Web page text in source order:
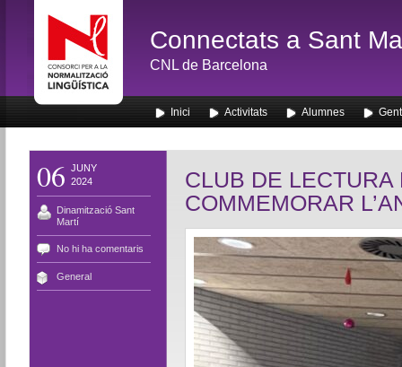
Connectats a Sant
CNL de Barcelona
Inici Activitats Alumnes
06 JUNY
2024
Dinamització Sant
Martí
No hi ha comentaris
General
CLUB DE
COMMEMORAR